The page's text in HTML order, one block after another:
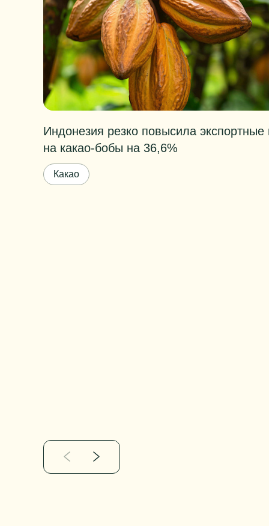
Индонезия резко повысила экспортные
на какао-бобы на 36,6%
Какао